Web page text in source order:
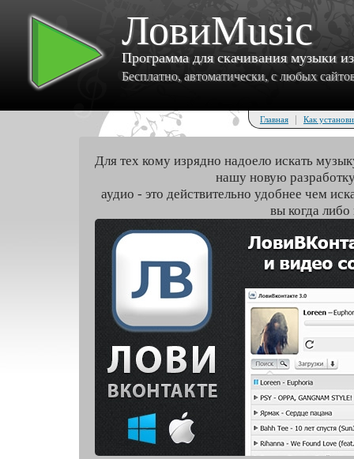
ЛовиMusic
Программа для скачивания музыки
Бесплатно, автоматически, с любых
Главная | Как
Для тех кому изрядно надоело искать
нашу новую
аудио - это действительно удобнее чем
вы когда либо